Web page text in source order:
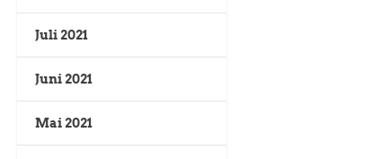
Juli 2021
Juni 2021
Mai 2021